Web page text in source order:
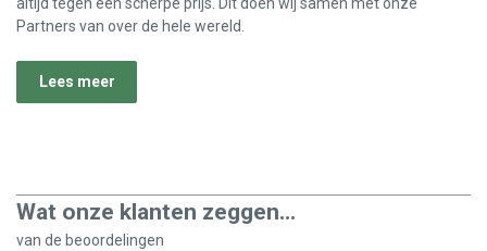
altijd tegen een scherpe prijs. Dit doen wij samen met onze
Partners van over de hele wereld.
Lees meer
Wat onze klanten zeggen...
van de beoordelingen